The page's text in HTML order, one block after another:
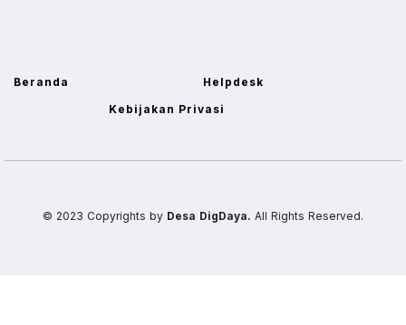
Beranda
Helpdesk
Kebijakan Privasi
© 2023 Copyrights by Desa DigDaya. All Rights Reserved.